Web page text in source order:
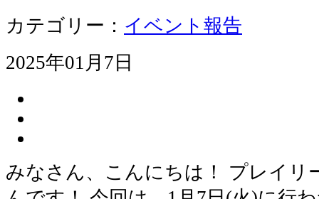
カテゴリー： イベント報告
2025年01月7日
みなさん、こんにちは！ プレイリ